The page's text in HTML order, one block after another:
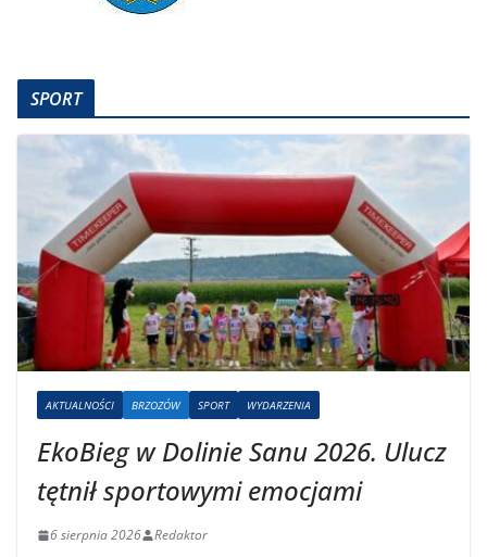
SPORT
AKTUALNOŚCI BRZOZÓW SPORT WYDARZENIA
EkoBieg w Dolinie Sanu 2026. Ulucz
tętnił sportowymi emocjami
6 sierpnia 2026 Redaktor